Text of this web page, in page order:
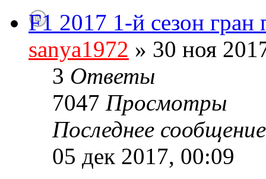
F1 2017 1-й сезон
sanya1972 » 30 ноя
3 Ответы
7047 Просмотры
Последнее
05 дек 2017, 00:09